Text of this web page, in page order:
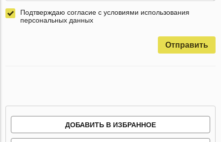
Подтверждаю согласие с условиями использования
персональных данных
Отправить
ДОБАВИТЬ В ИЗБРАННОЕ